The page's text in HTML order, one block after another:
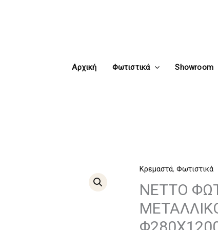
Αρχική Φωτιστικά Showroom
Κρεμαστά, Φωτιστικά
NETTO
NETTO
ΦΩΤΙΣΤΙΚΟ
ΚΟΚΚΙΝΟ
ΜΕΤΑΛΛΙΚΟ